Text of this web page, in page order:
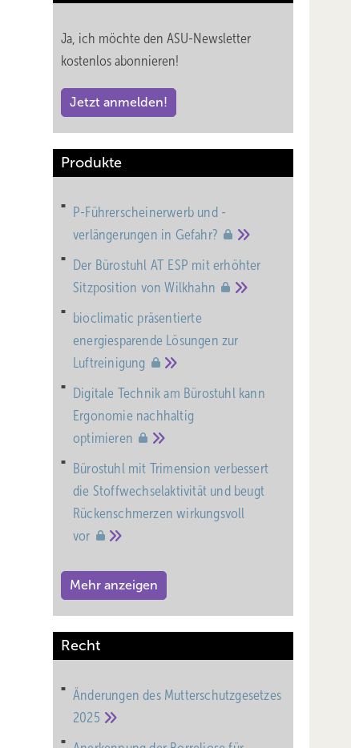
Ja, ich möchte den ASU-Newsletter
kostenlos abonnieren!
Jetzt anmelden!
Produkte
P-Führerscheinerwerb und -
verlängerungen in Gefahr?
Der Bürostuhl AT ESP mit erhöhter
Sitzposition vonWilkhahn
bioclimatic präsentierte
energiesparende Lösungen zur
Luftreinigung
Digitale Technik am Bürostuhl kann
Ergonomie nachhaltig
optimieren
Bürostuhl mit Trimension verbessert
die Stoffwechselaktivität und beugt
Rückenschmerzen wirkungsvoll
vor
Mehr anzeigen
Recht
Änderungen des Mutterschutz­gesetzes
2025